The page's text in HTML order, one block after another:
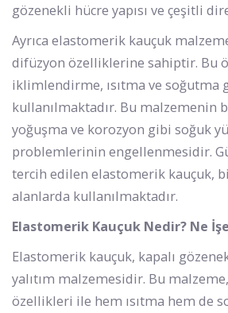
gözenekli hücre yapısı ve çeşitli
Ayrıca elastomerik kauçuk
difüzyon özelliklerine sahiptir. Bu
iklimlendirme, ısıtma ve soğutma
kullanılmaktadır. Bu malzemenin
yoğuşma ve korozyon gibi soğuk
problemlerinin engellenmesidir.
tercih edilen elastomerik kauçuk,
alanlarda kullanılmaktadır.
Elastomerik Kauçuk Nedir? Ne
Elastomerik kauçuk, kapalı
yalıtım malzemesidir. Bu
özellikleri ile hem ısıtma hem de